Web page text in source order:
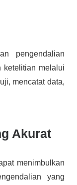
pengendalian
ketelitian melalui
mencatat data,
Akurat
menimbulkan
yang